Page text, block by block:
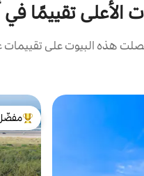
الأعلى تقييمًا
هذه البيوت على تقييمات
الضيوف من